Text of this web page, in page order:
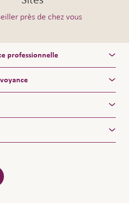
près de chez vous
professionnelle